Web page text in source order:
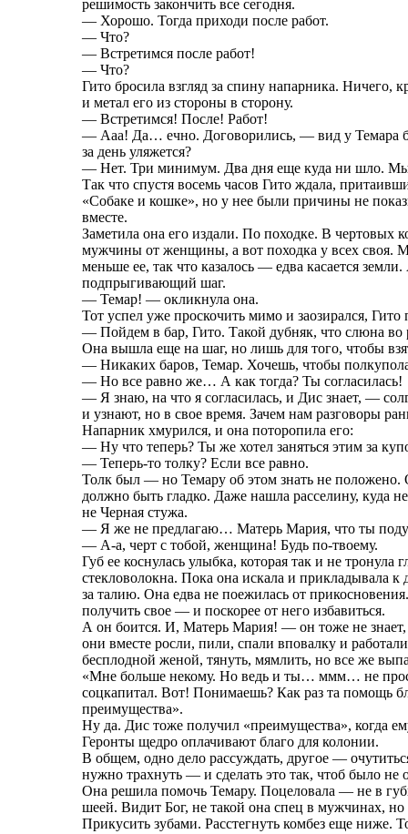
решимость закончить все сегодня.
— Хорошо. Тогда приходи после работ.
— Что?
— Встретимся после работ!
— Что?
Гито бросила взгляд за спину напарника.
и метал его из стороны в сторону.
— Встретимся! После! Работ!
— Ааа! Да… ечно. Договорились, — вид у Темара
за день уляжется?
— Нет. Три минимум. Два дня еще куда ни шло. Мы
Так что спустя восемь часов Гито ждала,
«Собаке и кошке», но у нее были причины не
вместе.
Заметила она его издали. По походке. В чертовых
мужчины от женщины, а вот походка у всех своя.
меньше ее, так что казалось — едва касается
подпрыгивающий шаг.
— Темар! — окликнула она.
Тот успел уже проскочить мимо и заозирался,
— Пойдем в бар, Гито. Такой дубняк, что слюна во
Она вышла еще на шаг, но лишь для того, чтобы
— Никаких баров, Темар. Хочешь, чтобы
— Но все равно же… А как тогда? Ты согласилась!
— Я знаю, на что я согласилась, и Дис знает, —
и узнают, но в свое время. Зачем нам разговоры
Напарник хмурился, и она поторопила его:
— Ну что теперь? Ты же хотел заняться этим за
— Теперь-то толку? Если все равно.
Толк был — но Темару об этом знать не положено.
должно быть гладко. Даже нашла расселину, куда
не Черная стужа.
— Я же не предлагаю… Матерь Мария, что ты
— А-а, черт с тобой, женщина! Будь по-твоему.
Губ ее коснулась улыбка, которая так и не тронула
стекловолокна. Пока она искала и прикладывала к
за талию. Она едва не поежилась от
получить свое — и поскорее от него избавиться.
А он боится. И, Матерь Мария! — он тоже не знает,
они вместе росли, пили, спали вповалку и
бесплодной женой, тянуть, мямлить, но все же
«Мне больше некому. Но ведь и ты… ммм… не
соцкапитал. Вот! Понимаешь? Как раз та помощь
преимущества».
Ну да. Дис тоже получил «преимущества», когда
Геронты щедро оплачивают благо для колонии.
В общем, одно дело рассуждать, другое —
нужно трахнуть — и сделать это так, чтоб было не
Она решила помочь Темару. Поцеловала — не в
шеей. Видит Бог, не такой она спец в мужчинах,
Прикусить зубами. Расстегнуть комбез еще ниже.